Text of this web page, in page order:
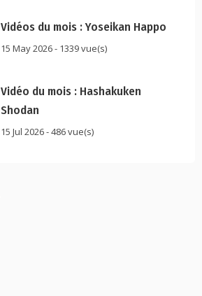
Vidéos du mois : Yoseikan Happo
15 May 2026 - 1339 vue(s)
Vidéo du mois : Hashakuken
Shodan
15 Jul 2026 - 486 vue(s)